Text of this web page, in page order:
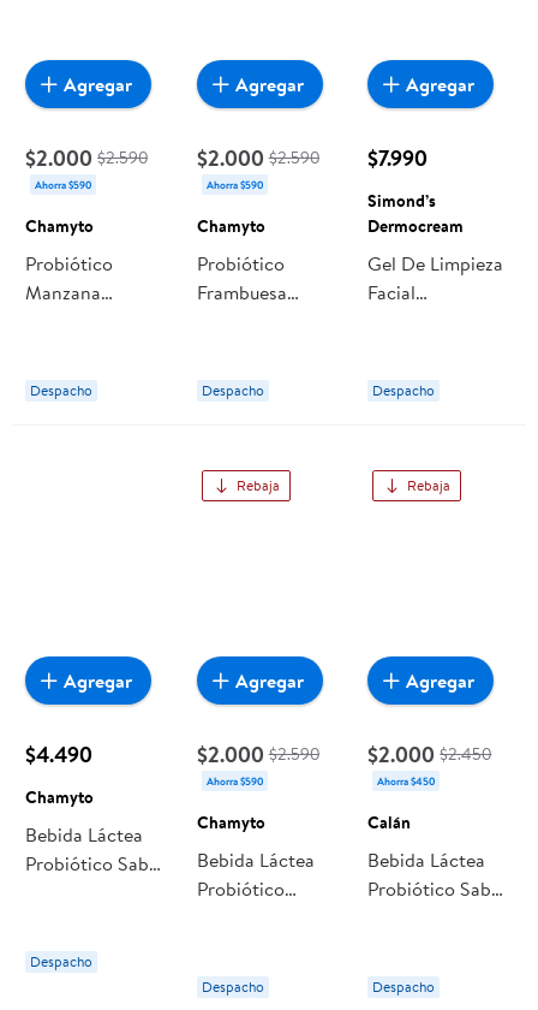
$2.000 $2.590
Ahorra $590
Chamyto
Probiótico
Manzana
Despacho
Agregar
$2.000 $2.590
Ahorra $590
Chamyto
Probiótico
Frambuesa
Despacho
Agregar
$7.990
Simond’s
Dermocream
Gel De Limpieza
Facial
Probiotico
Dermoboost
Simond’s
Dermocream
Despacho
Agregar
$4.490
Chamyto
Bebida Láctea
Probiótico Sabor
Botella 80ml
Chamyto
Despacho
Agregar
Rebaja
$2.000 $2.590
Ahorra $590
Chamyto
Bebida Láctea
Probiótico
Botella 6 Un x
80 ml Chamyto
Despacho
Agregar
Rebaja
$2.000 $2.450
Ahorra $450
Calán
Bebida Láctea
Probiótico Sabor
Botellas 90 cc
c/u Calán
Despacho
Agregar